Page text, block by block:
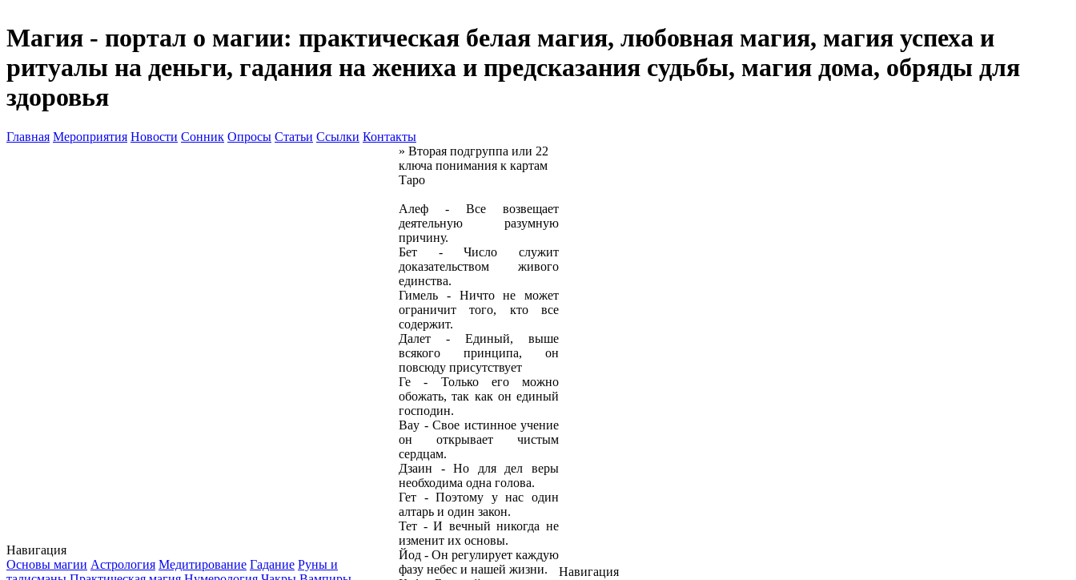
Магия - портал о магии: практическая белая магия, любовная магия, магия успеха и
ритуалы на деньги, гадания на жениха и предсказания судьбы, магия дома, обряды для
здоровья
Главная Мероприятия Новости Сонник Опросы Статьи Ссылки Контакты
Навигация
Основы магии Астрология Медитирование Гадание Руны и
» Вторая подгруппа или 22
ключа понимания к картам
Таро
Алеф - Все возвещает
деятельную разумную
причину.
Бет - Число служит
доказательством живого
единства.
Гимель - Ничто не может
ограничит того, кто все
содержит.
Далет - Единый, выше
всякого принципа, он
повсюду присутствует
Ге - Только его можно
обожать, так как он единый
господин.
Bay - Свое истинное учение
он открывает чистым
сердцам.
Дзаин - Но для дел веры
необходима одна голова.
Гет - Поэтому у нас один
алтарь и один закон.
Тет - И вечный никогда не
изменит их основы.
Йод - Он регулирует каждую
фазу небес и нашей жизни.
Навигация